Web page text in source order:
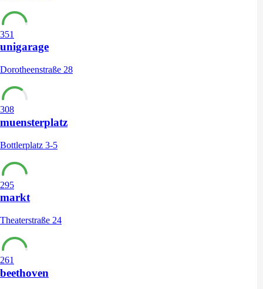
351
unigarage
Dorotheenstraße 28
308
muensterplatz
Bottlerplatz 3-5
295
markt
Theaterstraße 24
261
beethoven